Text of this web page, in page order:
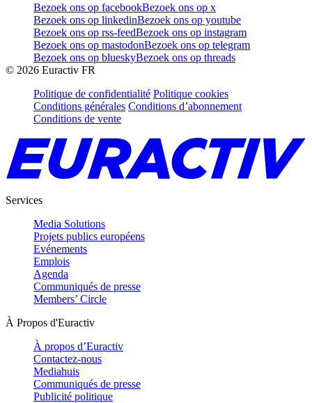
Bezoek ons op facebookBezoek ons op x
Bezoek ons op linkedinBezoek ons op youtube
Bezoek ons op rss-feedBezoek ons op instagram
Bezoek ons op mastodonBezoek ons op telegram
Bezoek ons op blueskyBezoek ons op threads
© 2026 Euractiv FR
Politique de confidentialité Politique cookies
Conditions générales Conditions d’abonnement
Conditions de vente
Services
Media Solutions
Projets publics européens
Evénements
Emplois
Agenda
Communiqués de presse
Members’ Circle
À Propos d'Euractiv
À propos d’Euractiv
Contactez-nous
Mediahuis
Communiqués de presse
Publicité politique